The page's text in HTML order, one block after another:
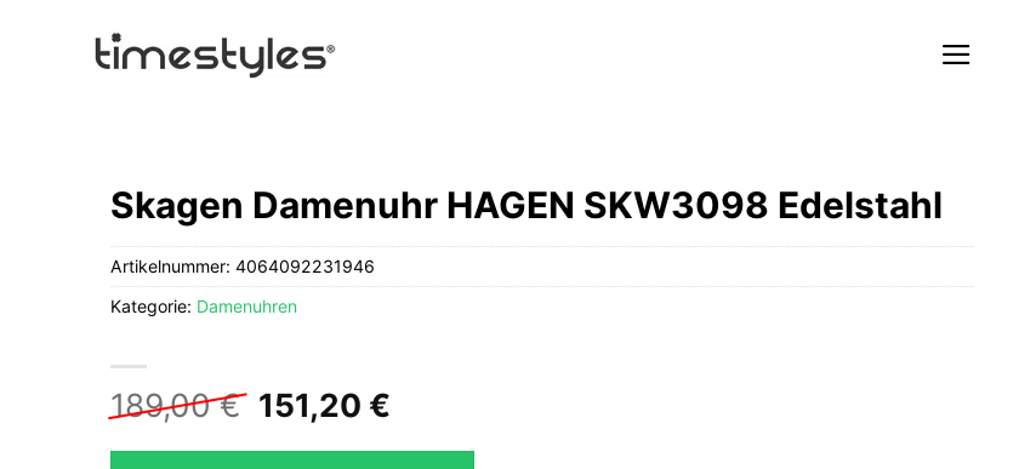
Skagen Damenuhr HAGEN SKW3098 Edelstahl
189,00€ Ursprünglicher
Preis
151,20 €
Artikelnummer:4064092231946
Kategorie: Damenuhren